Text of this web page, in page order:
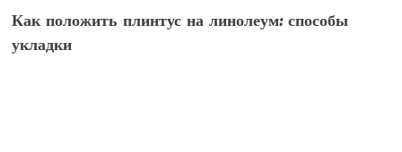
Как положить плинтус на линолеум: способы
укладки